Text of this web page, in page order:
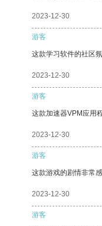
2023-12-30
游客
这款学习软件的社区
2023-12-30
游客
这款加速器VPM应用
2023-12-30
游客
这款游戏的剧情非常
2023-12-30
游客